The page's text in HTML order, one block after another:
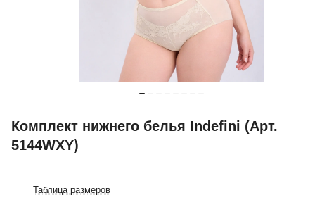
Комплект нижнего белья Indefini (Арт.
5144WXY)
Таблица размеров